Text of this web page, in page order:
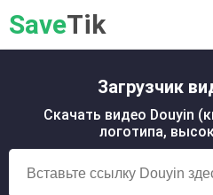
SaveTik
Загрузчик
Скачать видео Douyin
логотипа,